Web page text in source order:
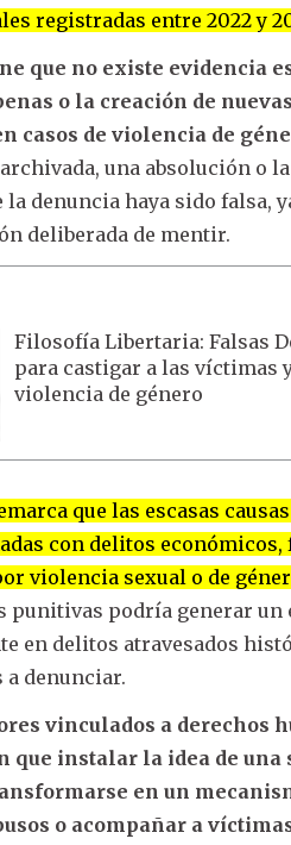
registradas entre 2022 y
que no existe evidencia
o la creación de
casos de violencia de
una absolución o
denuncia haya sido falsa,
deliberada de mentir.
Filosofía Libertaria: Falsas
para castigar a las víctimas
violencia de género
que las escasas
con delitos
violencia sexual o de
punitivas podría generar un
en delitos atravesados
denunciar.
vinculados a derechos
que instalar la idea de una
en un
o acompañar a